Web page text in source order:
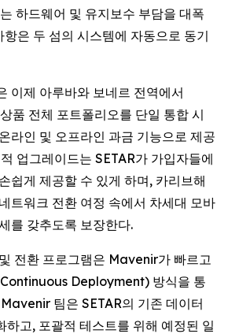
하드웨어 및 유지보수 부담을 대폭
은 두 섬의 시스템에 자동으로 동기
이제 아루바와 보네르 전역에서
품 전체 포트폴리오를 단일 통합 시
라인 및 오프라인 과금 기능으로 제공
업그레이드는 SETAR가 가입자들에
쉽게 제공할 수 있게 하며, 카리브해
트워크 전환 여정 속에서 차세대 모바
를 갖추도록 보장한다.
전환 프로그램은 Mavenir가 빠르고
Deployment) 방식을 통
팀은 SETAR의 기존 데이터
하고, 포괄적 테스트를 위해 예정된 일